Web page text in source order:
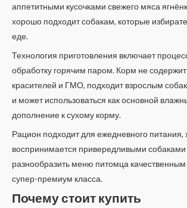
аппетитными кусочками свежего мяса
хорошо подходит собакам, которые
еде.
Технология приготовления включает
обработку горячим паром. Корм не содержит
красителей и ГМО, подходит взрослым
и может использоваться как основной
дополнение к сухому корму.
Рацион подходит для ежедневного
воспринимается привередливыми собаками
разнообразить меню питомца
супер-премиум класса.
Почему стоит купить